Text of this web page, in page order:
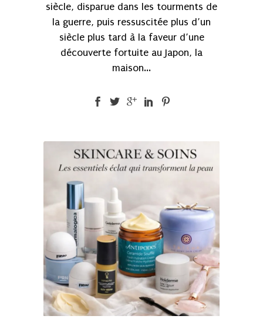
siècle, disparue dans les tourments de
la guerre, puis ressuscitée plus d’un
siècle plus tard à la faveur d’une
découverte fortuite au Japon, la
maison...